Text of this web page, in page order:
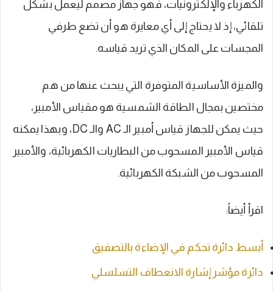
الكهرباء والإلكترونيات، فهو جهاز مصمم ليعمل بشكل
تلقائي، إذ لا يحتاج إلى أي معايرة هو أن تضع طرفي
المجسات على المكان الذي تريد قياسه.
والميزة الأساسية المتوفرة التي يبحث عنها من هم
مختصين بمجال الطاقة الشمسية هو مقياس الأمبير،
حيث يمكن للجهاز قياس أمبير الـ AC والـ DC، وبهذا يمكنه
قياس الأمبير المسحوب من البطاريات الكهربائية، والأمبير
المسحوب من الشبكة الكهربائية.
اقرأ أيضاً:
أبسط دائرة تحكم في الإضاءة بالتصفيق
دائرة مؤشر إشارة الانعطاف التسلسلي